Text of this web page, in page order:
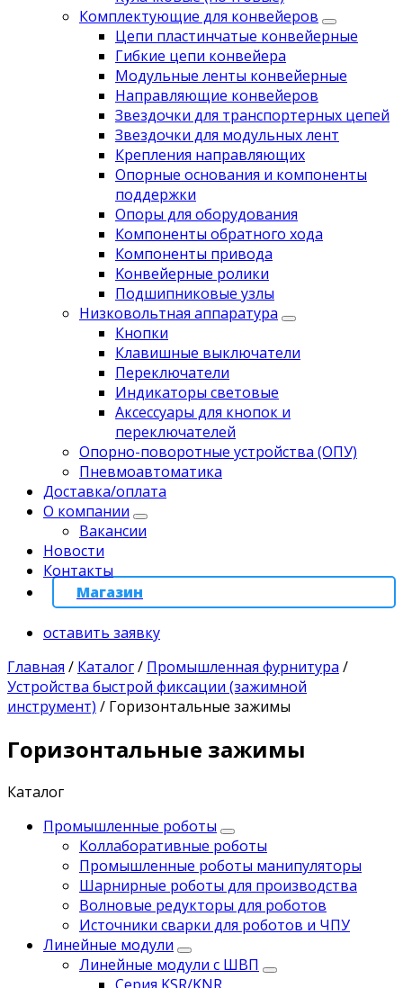
Комплектующие для конвейеров
Цепи пластинчатые конвейерные
Гибкие цепи конвейера
Модульные ленты конвейерные
Направляющие конвейеров
Звездочки для транспортерных цепей
Звездочки для модульных лент
Крепления направляющих
Опорные основания и компоненты
поддержки
Опоры для оборудования
Компоненты обратного хода
Компоненты привода
Koнвейерныe pолики
Подшипниковые узлы
Низковольтная аппаратура
Кнопки
Клавишные выключатели
Переключатели
Индикаторы световые
Аксессуары для кнопок и
переключателей
Опорно-поворотные устройства (ОПУ)
Пневмоавтоматика
Доставка/оплата
О компании
Вакансии
Новости
Контакты
Магазин
оставить заявку
Главная / Каталог/ Промышленная фурнитура /
Устройства быстрой фиксации (зажимной
инструмент) / Горизонтальные зажимы
Горизонтальные зажимы
Каталог
Промышленные роботы
Коллаборативные роботы
Промышленные роботы манипуляторы
Шарнирные роботы для производства
Волновые редукторы для роботов
Источники сварки для роботов и ЧПУ
Линейные модули
Линейные модули с ШВП